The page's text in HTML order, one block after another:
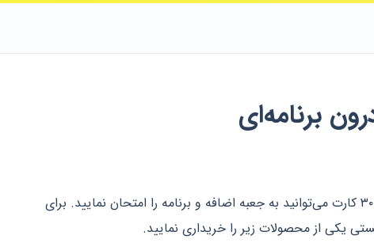
برنامه‌ای
در نسخه رایگان اپلیکیشن لایتمن، تا ۳۰ کارت می‌توانید به جعبه اضافه و برنامه را امتحان نمایید. برای